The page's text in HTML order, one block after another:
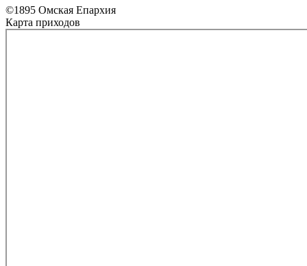
©1895 Омская Епархия
Карта приходов